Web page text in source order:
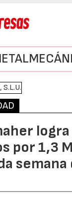
logra
por 1,3
semana